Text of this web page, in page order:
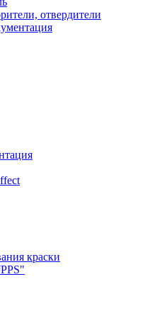
отвердители
краски